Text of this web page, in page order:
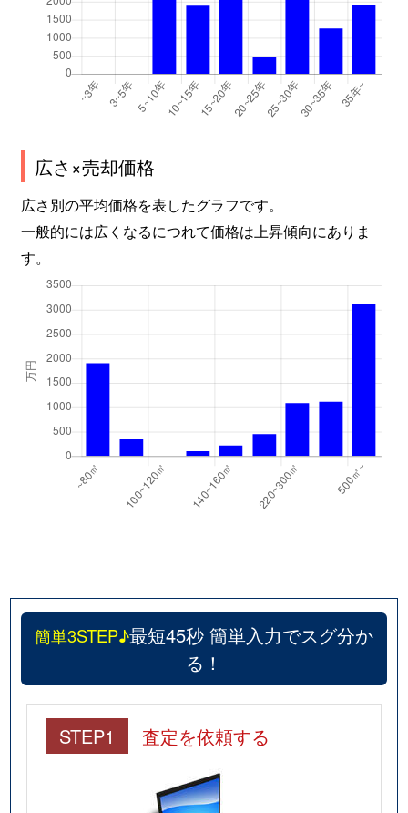
広さ×売却価格
広さ別の平均価格を表したグラフです。
一般的には広くなるにつれて価格は上昇傾向にありま
す。
簡単3STEP♪最短45秒 簡単入力でスグ分か
る！
STEP1 査定を依頼する